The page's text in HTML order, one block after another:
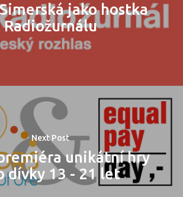
jako hostka
Radiožurnálu
Next Post
unikátní hry
dívky 13 - 21 let